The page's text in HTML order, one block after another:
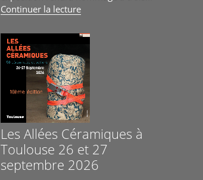
Continuer la lecturede
hommages
Jacques
Czerwiec,
Didier
Imart
et
Jean-
Michel
Prêt
du
Les Allées Céramiques à
Toulouse 26 et 27
septembre 2026